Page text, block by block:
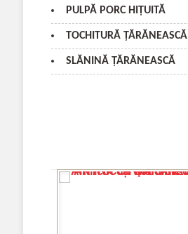
PULPĂ PORC HIŢUITĂ
TOCHITURĂ ŢĂRĂNEASCĂ
SLĂNINĂ ŢĂRĂNEASCĂ